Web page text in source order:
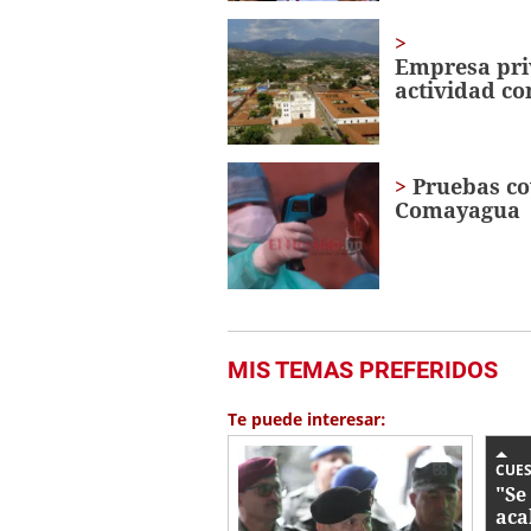
Empresa
actividad
Pruebas
Comayagua
MIS TEMAS PREFERIDOS
Te puede interesar: